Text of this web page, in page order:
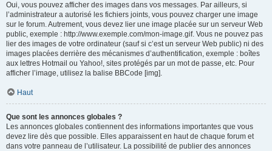
Oui, vous pouvez afficher des images dans vos messages. Par ailleurs, si
l’administrateur a autorisé les fichiers joints, vous pouvez charger une image
sur le forum. Autrement, vous devez lier une image placée sur un serveur Web
public, exemple : http://www.exemple.com/mon-image.gif. Vous ne pouvez pas
lier des images de votre ordinateur (sauf si c’est un serveur Web public) ni des
images placées derrière des mécanismes d’authentification, exemple : boîtes
aux lettres Hotmail ou Yahoo!, sites protégés par un mot de passe, etc. Pour
afficher l’image, utilisez la balise BBCode [img].
Haut
Que sont les annonces globales ?
Les annonces globales contiennent des informations importantes que vous
devez lire dès que possible. Elles apparaissent en haut de chaque forum et
dans votre panneau de l’utilisateur. La possibilité de publier des annonces